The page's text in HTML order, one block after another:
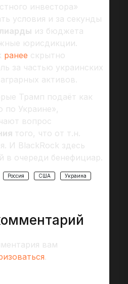
инвестора»
условия и за секунды
из бюджета
юрисдикции.
ранее скрытно
за частью украинских
активов.
Трамп подаёт как
по Украине»,
вопрос
того, что от т.н.
И BlackRock здесь
в очереди бенефициар.
Россия США Украина
вам
.